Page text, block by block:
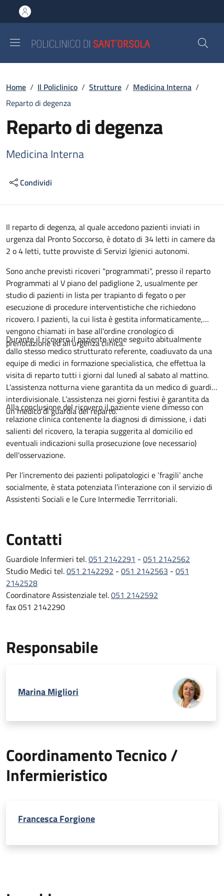
al contenuto principale
to footer content
Briciole di pane
Home / Il Policlinico / Strutture / Medicina Interna /
Reparto di degenza
Reparto di degenza
Medicina Interna
Condividi
Descrizione
Il reparto di degenza, al quale accedono pazienti inviati in
urgenza dal Pronto Soccorso, è dotato di 34 letti in camere da
2 o 4 letti, tutte provviste di Servizi Igienici autonomi.
Sono anche previsti ricoveri "programmati", presso il reparto
Programmati al V piano del padiglione 2, usualmente per
studio di pazienti in lista per trapianto di fegato o per
esecuzione di procedure interventistiche che richiedono
ricovero. I pazienti, la cui lista è gestita informaticamente,
vengono chiamati in base all'ordine cronologico di
prenotazione ed all'urgenza clinica.
Durante il ricovero il paziente viene seguito abitualmente
dallo stesso medico strutturato referente, coadiuvato da una
equipe di medici in formazione specialistica, che effettua la
visita di reparto tutti i giorni dal lunedì al sabato al mattino.
L'assistenza notturna viene garantita da un medico di guardia
interdivisionale. L’assistenza nei giorni festivi è garantita da
un medico di guardia del reparto.
Alla conclusione del ricovero il paziente viene dimesso con
relazione clinica contenente la diagnosi di dimissione, i dati
salienti del ricovero, la terapia suggerita al domicilio ed
eventuali indicazioni sulla prosecuzione (ove necessario)
dell'osservazione.
Per l’incremento dei pazienti polipatologici e ‘fragili’ anche
socialmente, è stata potenziata l’interazione con il servizio di
Assistenti Sociali e le Cure Intermedie Terrritoriali.
Contatti
Guardiole Infermieri tel.051 2142291 - 051 2142562
Studio Medici tel.051 2142292 - 051 2142563 - 051
2142528
Coordinatore Assistenziale tel.051 2142592
fax 051 2142290
Responsabile
Marina Migliori
Coordinamento Tecnico /
Infermieristico
Francesca Forgione